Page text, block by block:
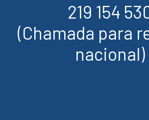
219 154
(Chamada para
nacional)